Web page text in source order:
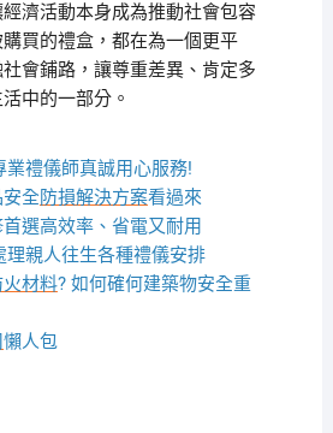
濟活動本身成為推動社會包容
買的禮盒，都在為一個更平
會鋪路，讓尊重差異、肯定多
中的一部分。
業禮儀師真誠用心服務!
全防損解決方案看過來
選高效率、省電又耐用
理親人往生各種禮儀安排
火材料? 如何確何建築物安全重
懶人包